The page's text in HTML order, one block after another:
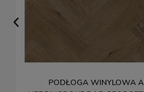
PODŁOGA WINYLOWA